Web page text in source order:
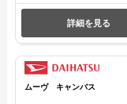
詳細を見る
ムーヴ キャンバス